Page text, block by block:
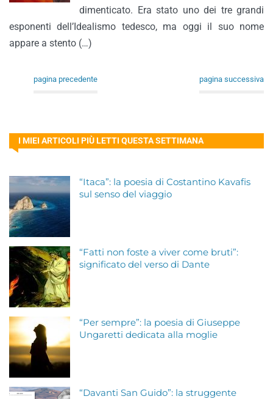
dimenticato. Era stato uno dei tre grandi
esponenti dell’Idealismo tedesco, ma oggi il suo nome
appare a stento (…)
pagina precedente pagina successiva
I MIEI ARTICOLI PIÙ LETTI QUESTA SETTIMANA
“Itaca”: la poesia di Costantino Kavafis
sul senso del viaggio
“Fatti non foste a viver come bruti”:
significato del verso di Dante
“Per sempre”: la poesia di Giuseppe
Ungaretti dedicata alla moglie
“Davanti San Guido”: la struggente